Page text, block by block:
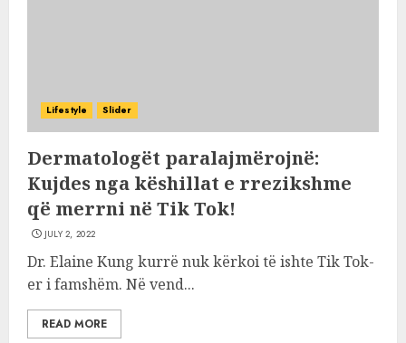
Lifestyle Slider
Dermatologët paralajmërojnë:
Kujdes nga këshillat e rrezikshme
që merrni në Tik Tok!
JULY 2, 2022
Dr. Elaine Kung kurrë nuk kërkoi të ishte Tik Tok-
er i famshëm. Në vend...
READ MORE